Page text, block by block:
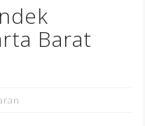
Barat